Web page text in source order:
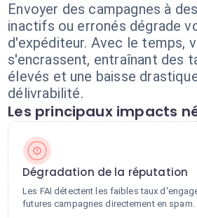
Envoyer des campagnes à
inactifs ou erronés dégrade
d'expéditeur. Avec le temps,
s'encrassent, entraînant des
élevés et une baisse
délivrabilité.
Les principaux impacts
Dégradation de la réputation
Les FAI détectent les faibles taux
futures campagnes directement en spam.